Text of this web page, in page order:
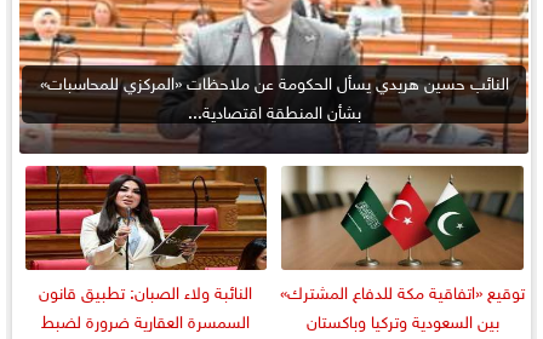
النائب حسين هريدي يسأل الحكومة عن ملاحظات «المركزي للمحاسبات»
بشأن المنطقة اقتصادية...
توقيع «اتفاقية مكة للدفاع المشترك»
بين السعودية وتركيا وباكستان
النائبة ولاء الصبان: تطبيق قانون
السمسرة العقارية ضرورة لضبط